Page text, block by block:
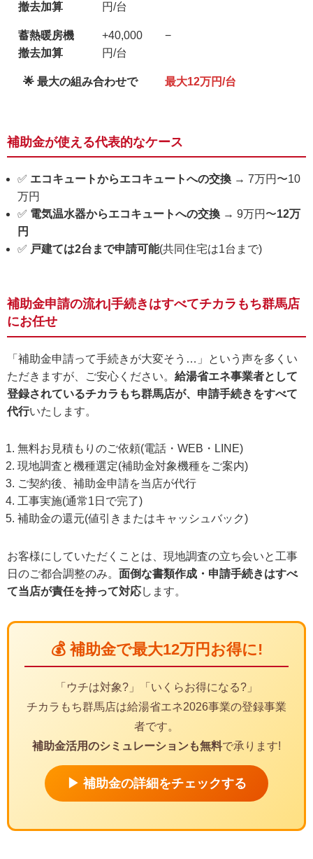
撤去加算
円/台
蓄熱暖房機
撤去加算
+40,000
円/台
−
🌟 最大の組み合わせで 最大12万円/台
補助金が使える代表的なケース
✅ エコキュートからエコキュートへの交換 → 7万円〜10
万円
✅ 電気温水器からエコキュートへの交換 → 9万円〜12万
円
✅ 戸建ては2台まで申請可能(共同住宅は1台まで)
補助金申請の流れ|手続きはすべてチカラもち群馬店
にお任せ
「補助金申請って手続きが大変そう…」という声を多くい
ただきますが、ご安心ください。 給湯省エネ事業者として
登録されているチカラもち群馬店が、申請手続きをすべて
代行いたします。
無料お見積もりのご依頼(電話・WEB・LINE)
現地調査と機種選定(補助金対象機種をご案内)
ご契約後、補助金申請を当店が代行
工事実施(通常1日で完了)
補助金の還元(値引きまたはキャッシュバック)
お客様にしていただくことは、現地調査の立ち会いと工事
日のご都合調整のみ。 面倒な書類作成・申請手続きはすべ
て当店が責任を持って対応します。
💰 補助金で最大12万円お得に!
「ウチは対象?」「いくらお得になる?」
チカラもち群馬店は給湯省エネ2026事業の登録事業
者です。
補助金活用のシミュレーションも無料で承ります!
▶ 補助金の詳細をチェックする